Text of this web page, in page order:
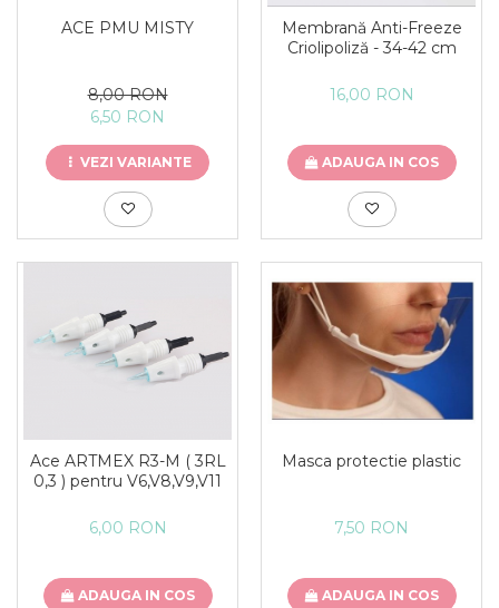
ACE PMU MISTY
8,00 RON
6,50 RON
VEZI VARIANTE
Membrană Anti-Freeze
Criolipoliză - 34-42 cm
16,00 RON
ADAUGA IN COS
Ace ARTMEX R3-M ( 3RL
0,3 ) pentru V6,V8,V9,V11
6,00 RON
ADAUGA IN COS
Masca protectie plastic
7,50 RON
ADAUGA IN COS